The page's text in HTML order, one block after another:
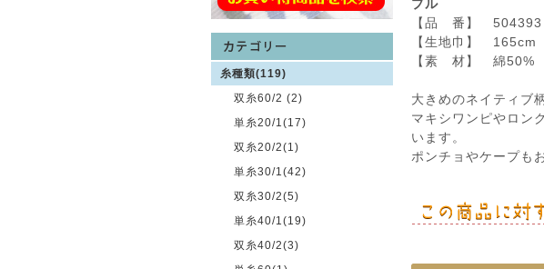
糸種類(119)
双糸60/2 (2)
単糸20/1(17)
双糸20/2(1)
単糸30/1(42)
双糸30/2(5)
単糸40/1(19)
双糸40/2(3)
プル
【品 番】 504393
【生地巾】 165cm
【素 材】 綿50%
大きめのネイティブ
マキシワンピやロン
います。
ポンチョやケープも